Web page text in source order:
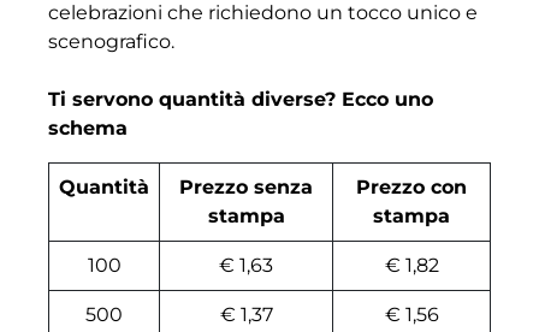
celebrazioni che richiedono un tocco unico e
scenografico.
Ti servono quantità diverse? Ecco uno
schema
Quantità
Prezzo senza
stampa
Prezzo con
stampa
100 € 1,63 € 1,82
500 € 1,37 € 1,56